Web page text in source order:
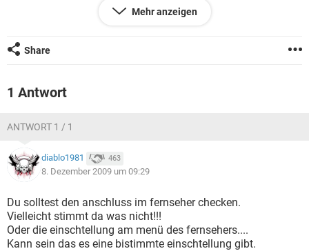
Problem trat wieder auf.
Daselbe mit nagelneuen Kopfhöreren von Sony und
Hat jemad ein ähnlches Problem oder weiss jemand eine
Besten Dank im Voraus
A. Andris
Mehr anzeigen
Share
1 Antwort
ANTWORT 1 / 1
diablo1981 463
8. Dezember 2009 um 09:29
Du solltest den anschluss im fernseher checken.
Vielleicht stimmt da was nicht!!!
Oder die einschtellung am menü des fernsehers....
Kann sein das es eine bistimmte einschtellung gibt.